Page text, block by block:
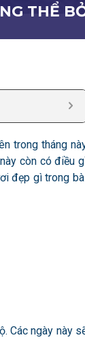
THỂ
trong tháng
còn có điều
đẹp gì trong
Các ngày này